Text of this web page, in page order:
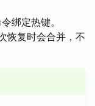
绑定热键。
恢复时会合并，不